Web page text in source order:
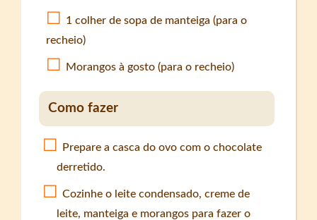
1 colher de sopa de manteiga (para o
recheio)
Morangos à gosto (para o recheio)
Como fazer
Prepare a casca do ovo com o chocolate
derretido.
Cozinhe o leite condensado, creme de
leite, manteiga e morangos para fazer o